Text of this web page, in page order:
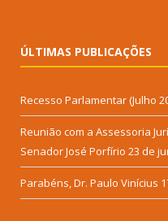
ÚLTIMAS PUBLICAÇÕES
Recesso Parlamentar (Julho
Reunião com a Assessoria
Senador José Porfírio 23 de
Parabéns, Dr. Paulo Vinícius